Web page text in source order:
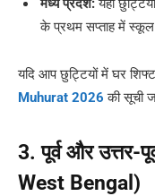
मध्य प्रदेश:यहाँ
के प्रथम सप्ताह में
यदि आप छुट्टियों में घर
Muhurat 2026 की सूची
3. पूर्व और उत्तर-
West Bengal)